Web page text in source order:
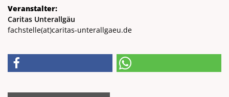
Veranstalter:
Caritas Unterallgäu
fachstelle(at)caritas-unterallgaeu.de